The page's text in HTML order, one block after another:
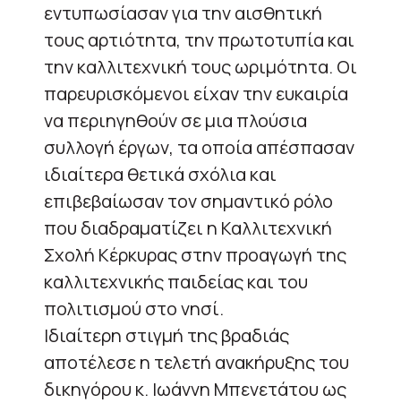
εντυπωσίασαν για την αισθητική
τους αρτιότητα, την πρωτοτυπία και
την καλλιτεχνική τους ωριμότητα. Οι
παρευρισκόμενοι είχαν την ευκαιρία
να περιηγηθούν σε μια πλούσια
συλλογή έργων, τα οποία απέσπασαν
ιδιαίτερα θετικά σχόλια και
επιβεβαίωσαν τον σημαντικό ρόλο
που διαδραματίζει η Καλλιτεχνική
Σχολή Κέρκυρας στην προαγωγή της
καλλιτεχνικής παιδείας και του
πολιτισμού στο νησί.
Ιδιαίτερη στιγμή της βραδιάς
αποτέλεσε η τελετή ανακήρυξης του
δικηγόρου κ. Ιωάννη Μπενετάτου ως